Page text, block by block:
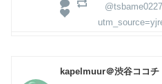
kapelmuur＠渋谷ココチ